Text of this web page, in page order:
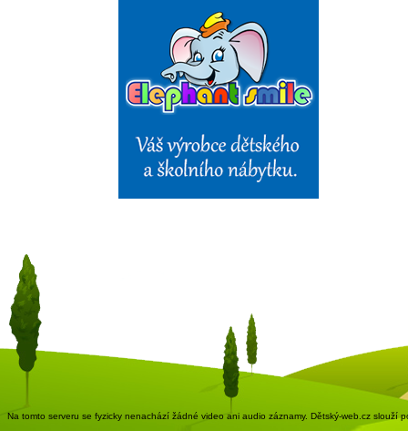
Na tomto serveru se fyzicky nenachází žádné video ani audio záznamy. Dětský-web.cz slouží